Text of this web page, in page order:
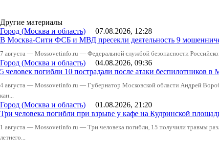
Другие материалы
Город (Москва и область) 07.08.2026, 12:28
В Москва-Сити ФСБ и МВД пресекли деятельность 9
7 августа — Mossovetinfo.ru — Федеральной службой безопасности
Город (Москва и область) 04.08.2026, 09:36
5 человек погибли 10 пострадали после атаки беспилотников в
4 августа — Mossovetinfo.ru — Губернатор Московской области Андрей
кан...
Город (Москва и область) 01.08.2026, 21:20
Три человека погибли при взрыве у кафе на Кудринской
1 августа — Mossovetinfo.ru — Три человека погибли, 15 получили травмы
летнего...